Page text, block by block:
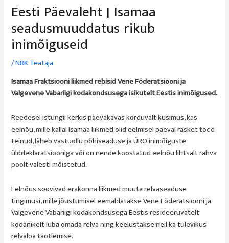
Eesti Päevaleht | Isamaa
seadusmuuddatus rikub
inimõiguseid
/NRK Teataja
Isamaa Fraktsiooni liikmed rebisid Vene Föderatsiooni ja
Valgevene Vabariigi kodakondsusega isikutelt Eestis inimõigused.
Reedesel istungil kerkis päevakavas korduvalt küsimus, kas
eelnõu, mille kallal Isamaa liikmed olid eelmisel päeval rasket tööd
teinud, läheb vastuollu põhiseaduse ja ÜRO inimõiguste
ülddeklaratsiooniga või on nende koostatud eelnõu lihtsalt rahva
poolt valesti mõistetud.
Eelnõus soovivad erakonna liikmed muuta relvaseaduse
tingimusi, mille jõustumisel eemaldatakse Vene Föderatsiooni ja
Valgevene Vabariigi kodakondsusega Eestis resideeruvatelt
kodanikelt luba omada relva ning keelustakse neil ka tulevikus
relvaloa taotlemise.